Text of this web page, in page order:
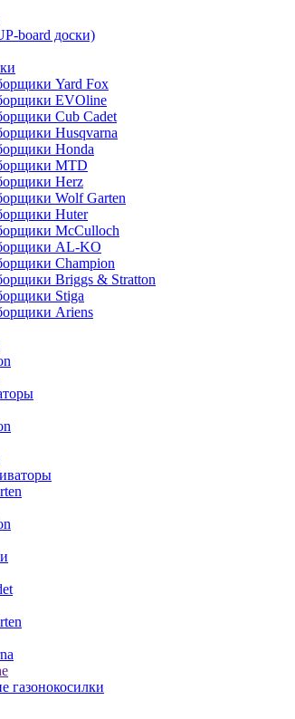
board доски)
Yard Fox
EVOline
Cub Cadet
Husqvarna
Honda
MTD
Herz
Wolf Garten
Huter
McCulloch
AL-KO
Champion
Briggs & Stratton
Stiga
Ariens
газонокосилки